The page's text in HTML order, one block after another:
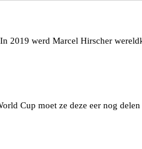
2019 werd Marcel Hirscher
Cup moet ze deze eer nog